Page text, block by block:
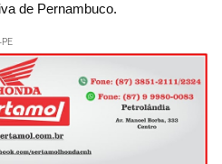
de Pernambuco.